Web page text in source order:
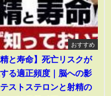
おすすめ
精と寿命】死亡リスクが
る適正頻度｜脳への影
ストステロンと射精の